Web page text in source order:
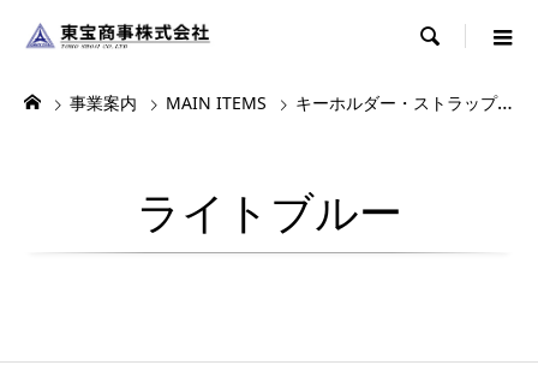

事業案内 MAIN ITEMS キーホルダー・ストラップ・根付
ライトブルー